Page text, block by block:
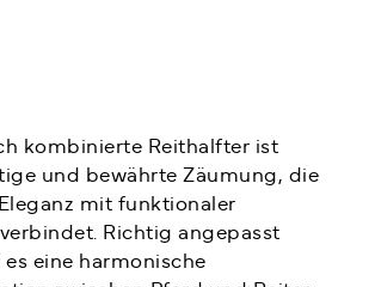
kombinierte Reithalfter ist
und bewährte Zäumung, die
mit funktionaler
Richtig angepasst
eine harmonische